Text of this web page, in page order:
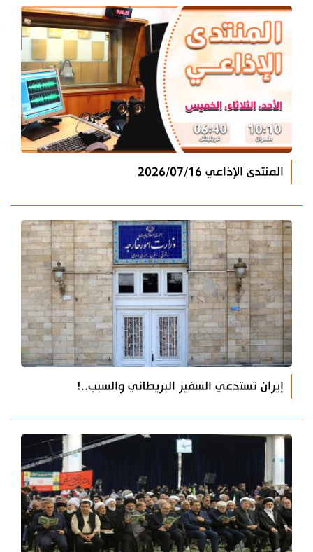
المنتدى الإذاعي 2026/07/16
إيران تستدعي السفير البريطاني والسبب..!